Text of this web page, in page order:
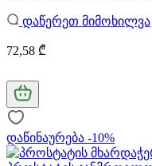
დაწერეთ მიმოხილვა
72,58 ₾
დაწინაურება -10%